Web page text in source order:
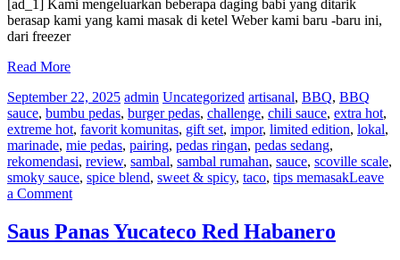
Saus
Review
[ad_1] Kami mengeluarkan beberapa daging babi yang ditarik
berasap kami yang kami masak di ketel Weber kami baru -baru ini,
dari freezer
Read More
September 22, 2025 admin Uncategorized artisanal, BBQ, BBQ
sauce, bumbu pedas, burger pedas, challenge, chili sauce, extra hot,
extreme hot, favorit komunitas, gift set, impor, limited edition, lokal,
marinade, mie pedas, pairing, pedas ringan, pedas sedang,
rekomendasi, review, sambal, sambal rumahan, sauce, scoville scale,
smoky sauce, spice blend, sweet & spicy, taco, tips memasakLeave
a Commenton
gudang
Saus Panas Yucateco Red Habanero